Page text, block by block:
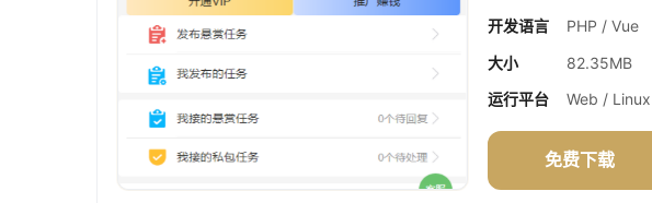
开发语言
PHP / Vue
大小
82.35MB
运行平台
Web / Linux
免费下载